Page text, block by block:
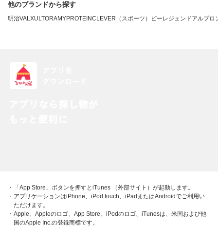
他のブランドから探す
明治VALXULTORAMYPROTEINCLEVER（スポーツ） ビーレジェンドアルプロ
・「App Store」ボタンを押すとiTunes （外部サイト）が起動します。
・アプリケーションはiPhone、iPod touch、iPadまたはAndroidでご利用い
ただけます。
・Apple、Appleのロゴ、App Store、iPodのロゴ、iTunesは、米国および他
国のApple Inc.の登録商標です。